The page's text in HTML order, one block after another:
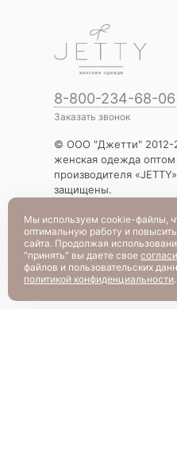
8-800-234-68-06
Заказать звонок
© ООО "Джетти"
женская одежда оптом
производителя
защищены.
условия их
действительны по
текущую дату.
Мы используем cookie-файлы,
оптимальную работу и
сайта. Продолжая
"принять" вы даете свое
файлов и пользовательских
политикой конфиденциальности.